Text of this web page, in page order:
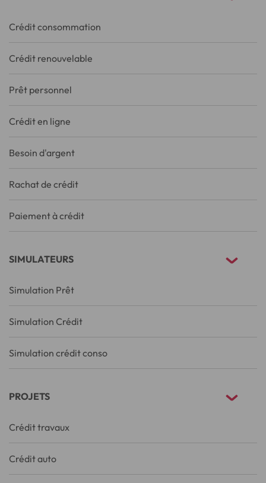
Crédit consommation
Crédit renouvelable
Prêt personnel
Crédit en ligne
Besoin d'argent
Rachat de crédit
Paiement à crédit
SIMULATEURS
Simulation Prêt
Simulation Crédit
Simulation crédit conso
PROJETS
Crédit travaux
Crédit auto